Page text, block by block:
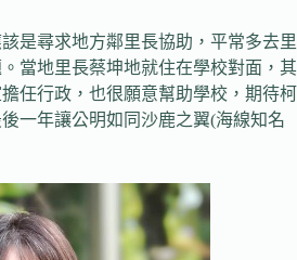
是尋求地方鄰里長協助，平常多去里
當地里長蔡坤地就住在學校對面，其
任行政，也很願意幫助學校，期待柯
一年讓公明如同沙鹿之翼(海線知名